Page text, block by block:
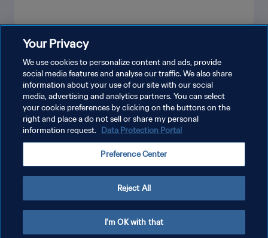
POLÍTICA DE PRIVACIDADE
ADMINISTRAR AS PREFERÊNCIAS DE COOKIES
Copyright © 1994-2026 FIFA. Todos os direitos reservados.
Your Privacy
We use cookies to personalize content and ads, provide
social media features and analyse our traffic. We also share
information about your use of our site with our social
media, advertising and analytics partners. You can select
your cookie preferences by clicking on the buttons on the
right and place a do not sell or share my personal
information request. Data Protection Portal
Preference Center
Reject All
I'm OK with that